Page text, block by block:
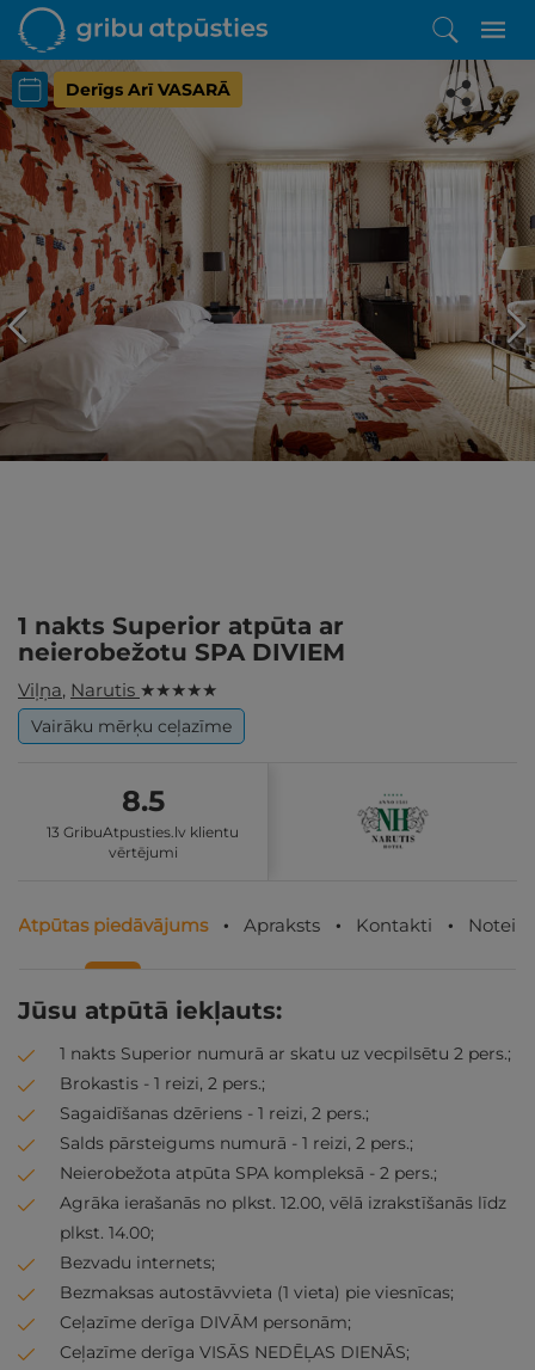
Derīgs Arī VASARĀ
Iepatikās šis piedāvājums?
Līdz brīnišķīgai atpūtai atlikuši tikai daži soļi
PĒRKU
1 nakts Superior atpūta ar
neierobežotu SPA DIVIEM
Viļņa, Narutis ★ ★ ★ ★ ★
Vairāku mērķu ceļazīme
8.5
13 GribuAtpusties.lv klientu
vērtējumi
Atpūtas piedāvājums Apraksts Kontakti
Jūsu atpūtā iekļauts:
1 nakts Superior numurā ar skatu uz vecpilsētu 2 pers.;
Brokastis - 1 reizi, 2 pers.;
Sagaidīšanas dzēriens - 1 reizi, 2 pers.;
Salds pārsteigums numurā - 1 reizi, 2 pers.;
Neierobežota atpūta SPA kompleksā - 2 pers.;
Agrāka ierašanās no plkst. 12.00, vēlā izrakstīšanās līdz
plkst. 14.00;
Bezvadu internets;
Bezmaksas autostāvvieta (1 vieta) pie viesnīcas;
Ceļazīme derīga DIVĀM personām;
Ceļazīme derīga VISĀS NEDĒĻAS DIENĀS;